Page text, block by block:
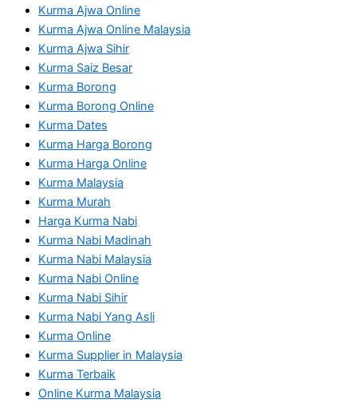
Kurma Ajwa Online
Kurma Ajwa Online Malaysia
Kurma Ajwa Sihir
Kurma Saiz Besar
Kurma Borong
Kurma Borong Online
Kurma Dates
Kurma Harga Borong
Kurma Harga Online
Kurma Malaysia
Kurma Murah
Harga Kurma Nabi
Kurma Nabi Madinah
Kurma Nabi Malaysia
Kurma Nabi Online
Kurma Nabi Sihir
Kurma Nabi Yang Asli
Kurma Online
Kurma Supplier in Malaysia
Kurma Terbaik
Online Kurma Malaysia